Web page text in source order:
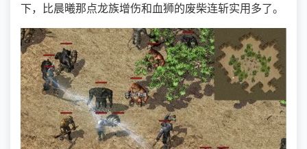
下，比晨曦那点龙族增伤和血狮的废柴连斩实用多了。